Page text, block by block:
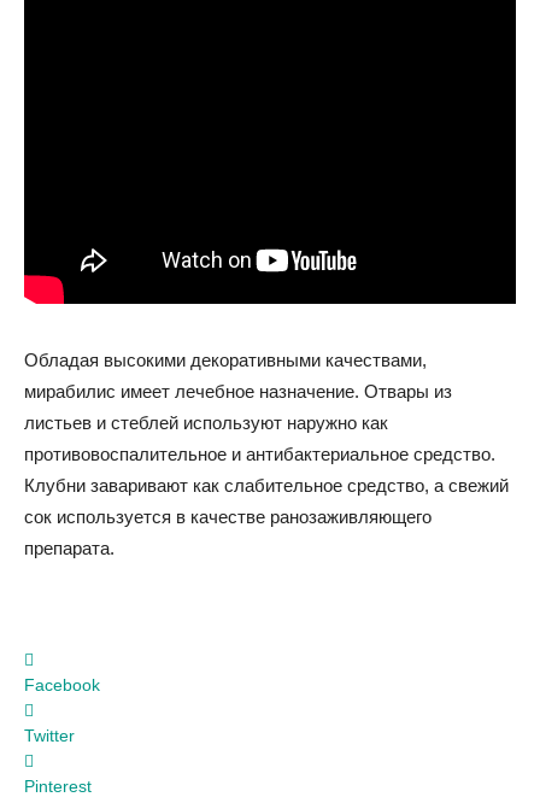
Обладая высокими декоративными качествами,
мирабилис имеет лечебное назначение. Отвары из
листьев и стеблей используют наружно как
противовоспалительное и антибактериальное средство.
Клубни заваривают как слабительное средство, а свежий
сок используется в качестве ранозаживляющего
препарата.
Facebook
Twitter
Pinterest